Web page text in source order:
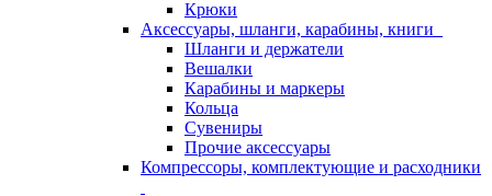
Крюки
Аксессуары, шланги, карабины, книги
Шланги и держатели
Вешалки
Карабины и маркеры
Кольца
Сувениры
Прочие аксессуары
Компрессоры, комплектующие и расходники